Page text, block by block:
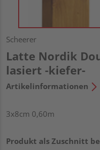
Scheerer
Latte Nordik
lasiert -kiefer-
Artikelinformationen
3x8cm 0,60m
Produkt als Zuschnitt